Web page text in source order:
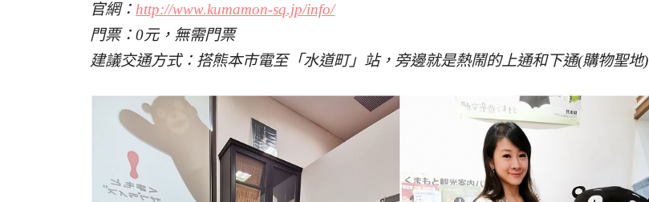
官網： http://www.kumamon-sq.jp/info/
門票：0元，無需門票
建議交通方式：搭熊本市電至「水道町」站，旁邊就是熱鬧的上通和下通(購物聖地)